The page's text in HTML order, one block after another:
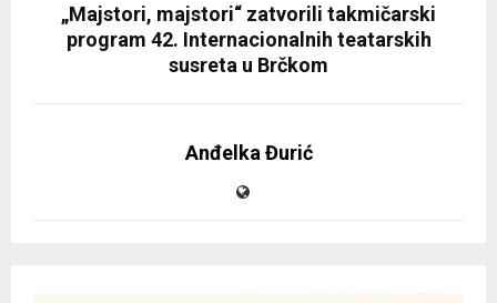
„Majstori, majstori“ zatvorili takmičarski
program 42. Internacionalnih teatarskih
susreta u Brčkom
Anđelka Đurić